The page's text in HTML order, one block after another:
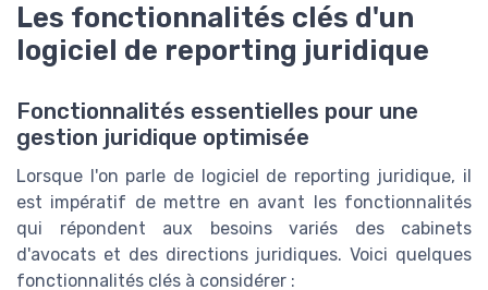
Les fonctionnalités clés d'un
logiciel de reporting juridique
Fonctionnalités essentielles pour une
gestion juridique optimisée
Lorsque l'on parle de logiciel de reporting juridique, il
est impératif de mettre en avant les fonctionnalités
qui répondent aux besoins variés des cabinets
d'avocats et des directions juridiques. Voici quelques
fonctionnalités clés à considérer :